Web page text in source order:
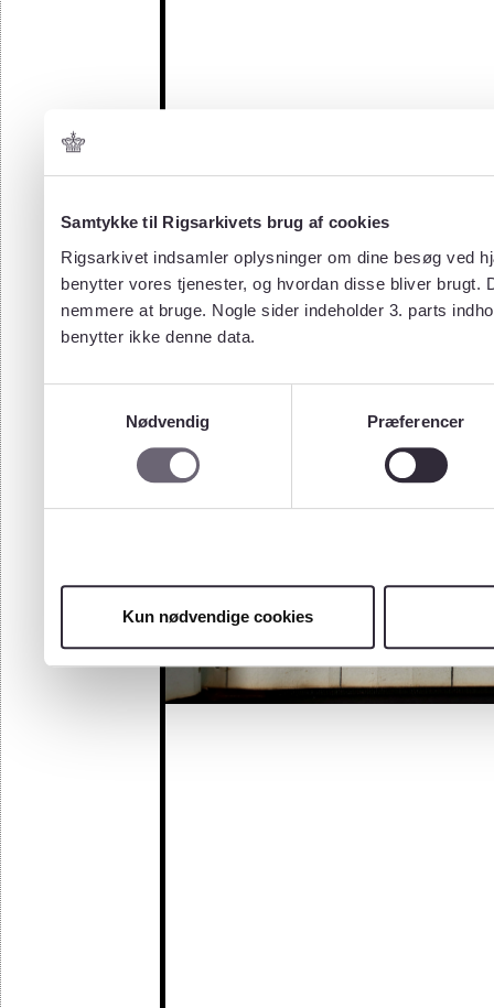
Samtykke til Rigsarkivets brug af cookies
Rigsarkivet indsamler oplysninger om dine besøg ved
benytter vores tjenester, og hvordan disse bliver
nemmere at bruge. Nogle sider indeholder 3. parts
benytter ikke denne data.
Nødvendig
Præferencer
Kun nødvendige cookies